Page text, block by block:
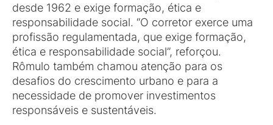
desde 1962 e exige formação, ética e
responsabilidade social. “O corretor exerce uma
profissão regulamentada, que exige formação,
ética e responsabilidade social”, reforçou.
Rômulo também chamou atenção para os
desafios do crescimento urbano e para a
necessidade de promover investimentos
responsáveis e sustentáveis.